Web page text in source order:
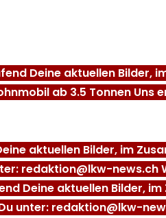
Deine aktuellen Bilder,
ab 3.5 Tonnen
aktuellen Bilder, im
redaktion@lkw-
Deine aktuellen Bilder,
unter: redaktion@lkw-